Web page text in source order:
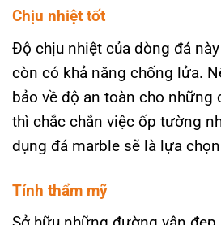
Chịu nhiệt tốt
Độ chịu nhiệt của dòng đá
còn có khả năng chống lửa.
bảo về độ an toàn cho những
thì chắc chắn việc ốp tường
dụng đá marble sẽ là lựa
Tính thẩm mỹ